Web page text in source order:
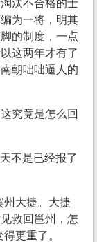
汰不合格的士
为一将，明其
的制度，一点
这两年才有了
朝咄咄逼人的
究竟是怎么回
不是已经报了
州大捷。大捷
救回邕州，怎
更重了。